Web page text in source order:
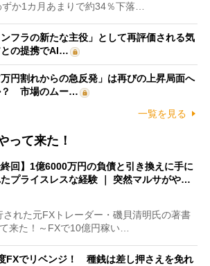
か1カ月あまりで約34％下落…
フラの新たな主役」として再評価される気
の提携でAI…
円割れからの急反発」は再びの上昇局面へ
？ 市場のムー…
一覧を見る
って来た！
終回】1億6000万円の負債と引き換えに手に
プライスレスな経験 ｜ 突然マルサがや…
れた元FXトレーダー・磯貝清明氏の著書
て来た！～FXで10億円稼い…
FXでリベンジ！ 種銭は差し押さえを免れ